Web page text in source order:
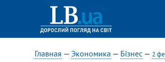
Главная — Экономика — Бізнес— 2